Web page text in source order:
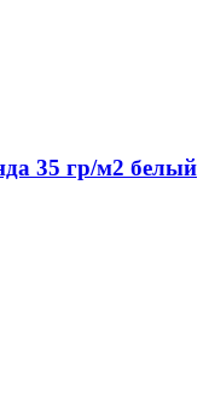
35 гр/м2 белый